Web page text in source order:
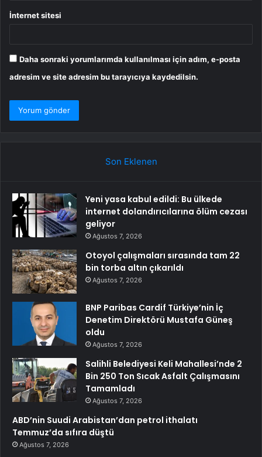
İnternet sitesi
Daha sonraki yorumlarımda kullanılması için adım, e-posta
adresim ve site adresim bu tarayıcıya kaydedilsin.
Son Eklenen
Yeni yasa kabul edildi: Bu ülkede
internet dolandırıcılarına ölüm cezası
geliyor
Ağustos 7, 2026
Otoyol çalışmaları sırasında tam 22
bin torba altın çıkarıldı
Ağustos 7, 2026
BNP Paribas Cardif Türkiye’nin İç
Denetim Direktörü Mustafa Güneş
oldu
Ağustos 7, 2026
Salihli Belediyesi Keli Mahallesi’nde 2
Bin 250 Ton Sıcak Asfalt Çalışmasını
Tamamladı
Ağustos 7, 2026
ABD’nin Suudi Arabistan’dan petrol ithalatı
Temmuz’da sıfıra düştü
Ağustos 7, 2026